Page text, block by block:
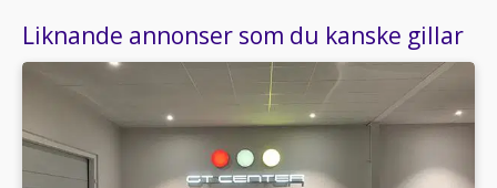
Liknande annonser som du kanske gillar